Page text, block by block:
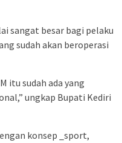
sangat besar bagi pelaku
sudah akan beroperasi
itu sudah ada yang
ungkap Bupati Kediri
konsep _sport,